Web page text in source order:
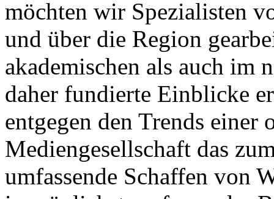
möchten wir Spezialisten
und über die Region
akademischen als auch im
daher fundierte Einblicke
entgegen den Trends einer
Mediengesellschaft das
umfassende Schaffen von